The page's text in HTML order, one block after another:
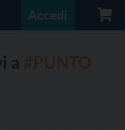
Accedi
a